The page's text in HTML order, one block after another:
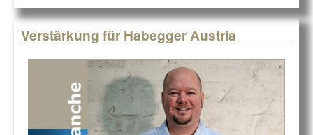
Verstärkung für Habegger Austria